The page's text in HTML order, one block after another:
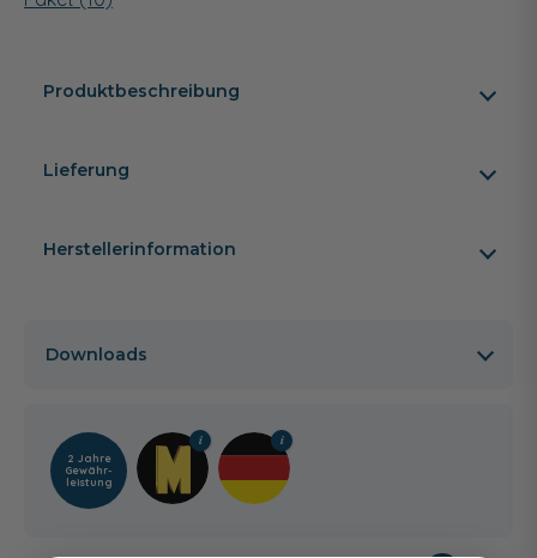
Produktbeschreibung
Lieferung
Herstellerinformation
Downloads
2 Jahre
Gewähr­
leistung